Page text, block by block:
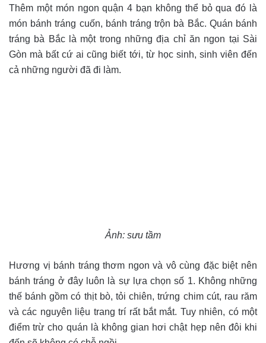
Thêm một món ngon quận 4 bạn không thể bỏ qua đó là
món bánh tráng cuốn, bánh tráng trộn bà Bắc. Quán bánh
tráng bà Bắc là một trong những địa chỉ ăn ngon tại Sài
Gòn mà bất cứ ai cũng biết tới, từ học sinh, sinh viên đến
cả những người đã đi làm.
Ảnh: sưu tầm
Hương vị bánh tráng thơm ngon và vô cùng đặc biệt nên
bánh tráng ở đây luôn là sự lựa chọn số 1. Không những
thế bánh gồm có thịt bò, tỏi chiên, trứng chim cút, rau răm
và các nguyên liệu trang trí rất bắt mắt. Tuy nhiên, có một
điểm trừ cho quán là không gian hơi chật hẹp nên đôi khi